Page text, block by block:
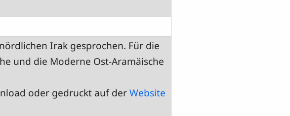
Irak gesprochen. Für die
und die Moderne Ost-Aramäische
oder gedruckt auf derWebsite